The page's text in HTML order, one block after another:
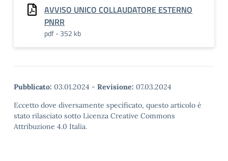
AVVISO UNICO COLLAUDATORE ESTERNO
PNRR
pdf - 352 kb
Pubblicato: 03.01.2024 - Revisione: 07.03.2024
Eccetto dove diversamente specificato, questo articolo è
stato rilasciato sotto Licenza Creative Commons
Attribuzione 4.0 Italia.